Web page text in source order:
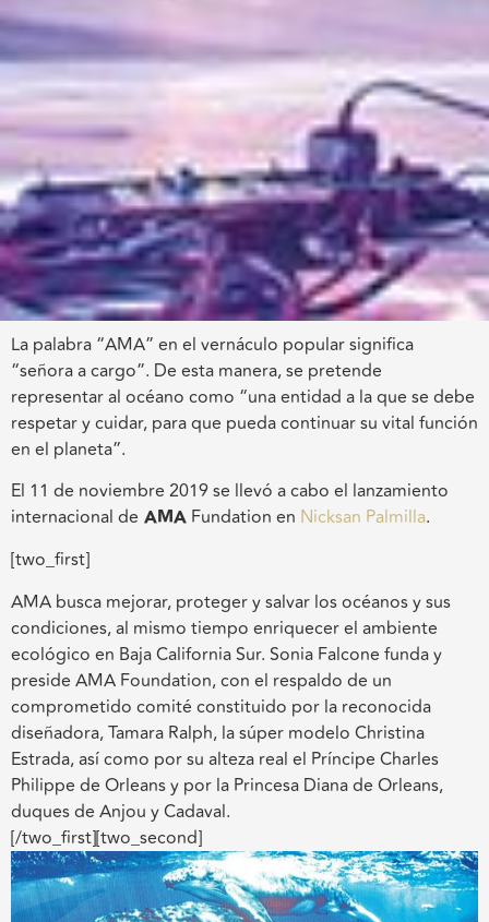
La palabra “AMA” en el vernáculo popular significa
“señora a cargo”. De esta manera, se pretende
representar al océano como “una entidad a la que se debe
respetar y cuidar, para que pueda continuar su vital función
en el planeta”.
El 11 de noviembre 2019 se llevó a cabo el lanzamiento
internacional de AMA Fundation en Nicksan Palmilla.
[two_first]
AMA busca mejorar, proteger y salvar los océanos y sus
condiciones, al mismo tiempo enriquecer el ambiente
ecológico en Baja California Sur. Sonia Falcone funda y
preside AMA Foundation, con el respaldo de un
comprometido comité constituido por la reconocida
diseñadora, Tamara Ralph, la súper modelo Christina
Estrada, así como por su alteza real el Príncipe Charles
Philippe de Orleans y por la Princesa Diana de Orleans,
duques de Anjou y Cadaval.
[/two_first][two_second]